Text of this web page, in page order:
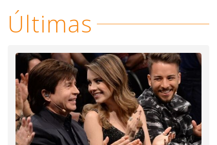
Últimas